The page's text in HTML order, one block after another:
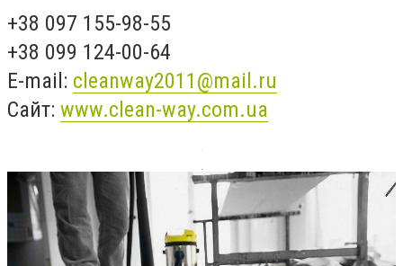
+38 097 155-98-55
+38 099 124-00-64
E-mail: cleanway2011@mail.ru
Сайт: www.clean-way.com.ua